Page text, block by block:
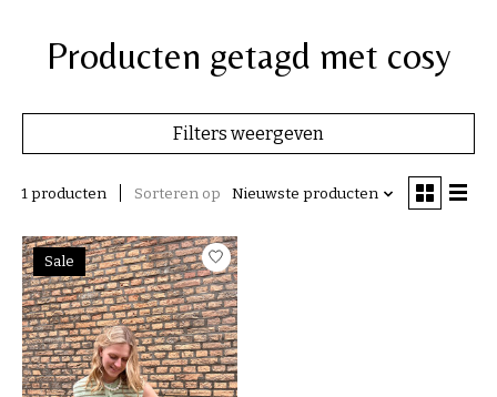
Producten getagd met cosy
Filters weergeven
1 producten Sorteren op Nieuwste producten
Sale